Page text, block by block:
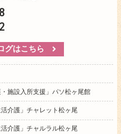
グはこちら
施設入所支援」パソ松ヶ尾館
介護」チャレット松ヶ尾
介護」チャルラル松ヶ尾